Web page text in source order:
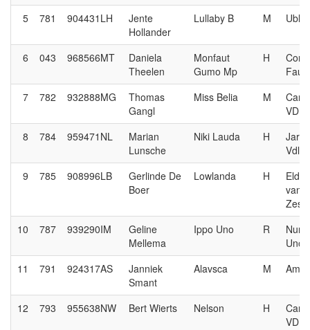
5 781 904431LH
Jente
Hollander
Lullaby B M
6 043 968566MT
Daniela
Theelen
Monfaut
Gumo Mp
H
Faut
7
782 932888MG
Thomas
Gangl
Miss Belia M
VDL
8
784 959471NL
Marian
Lunsche
Niki Lauda H
Vdl
9
785 908996LB
Gerlinde De
Boer
Lowlanda H
van
10
787 939290IM
Geline
Mellema
Ippo Uno R
Uno
11
791 924317AS
Janniek
Smant
Alavsca M
12 793 955638NW Bert Wierts Nelson H
VDL